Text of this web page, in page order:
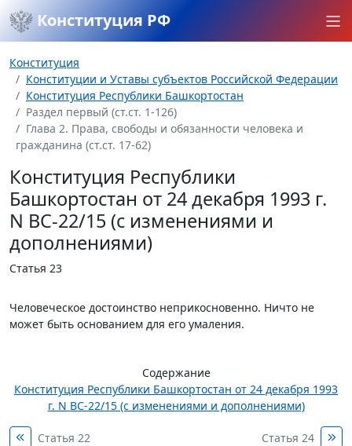
Конституция РФ
Конституция
Конституции и Уставы субъектов Российской Федерации
Конституция Республики Башкортостан
Раздел первый (ст.ст. 1-126)
Глава 2. Права, свободы и обязанности человека и
гражданина (ст.ст. 17-62)
Конституция Республики
Башкортостан от 24 декабря 1993 г.
N ВС-22/15 (с изменениями и
дополнениями)
Статья 23
Человеческое достоинство неприкосновенно. Ничто не
может быть основанием для его умаления.
Содержание
Конституция Республики Башкортостан от 24 декабря 1993
г. N ВС-22/15 (с изменениями и дополнениями)
Статья 22 Статья 24